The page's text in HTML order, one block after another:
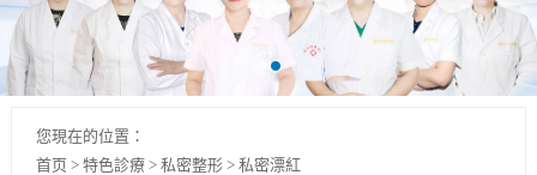
您現在的位置：
首页 > 特色診療> 私密整形> 私密漂紅